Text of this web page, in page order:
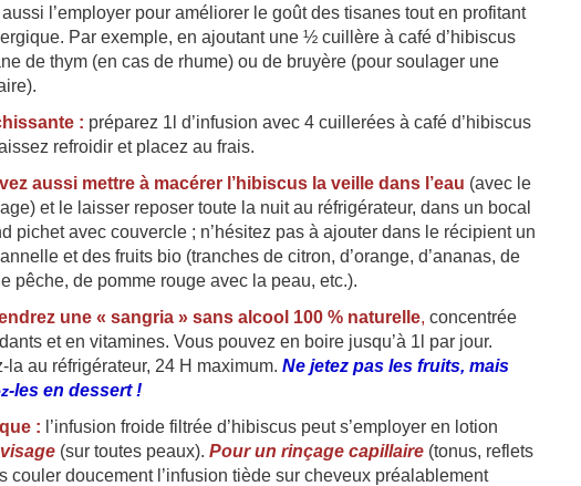
l’employer pour améliorer le goût des tisanes tout en profitant
Par exemple, en ajoutant une ½ cuillère à café d’hibiscus
de thym (en cas de rhume) ou de bruyère (pour soulager une
: préparez 1l d’infusion avec 4 cuillerées à café d’hibiscus
refroidir et placez au frais.
aussi mettre à macérer l’hibiscus la veille dans l’eau (avec le
et le laisser reposer toute la nuit au réfrigérateur, dans un bocal
pichet avec couvercle ; n’hésitez pas à ajouter dans le récipient un
et des fruits bio (tranches de citron, d’orange, d’ananas, de
pêche, de pomme rouge avec la peau, etc.).
une « sangria » sans alcool 100 % naturelle, concentrée
et en vitamines. Vous pouvez en boire jusqu’à 1l par jour.
la au réfrigérateur, 24 H maximum. Ne jetez pas les fruits, mais
-les en dessert !
: l’infusion froide filtrée d’hibiscus peut s’employer en lotion
(sur toutes peaux). Pour un rinçage capillaire (tonus, reflets
couler doucement l’infusion tiède sur cheveux préalablement